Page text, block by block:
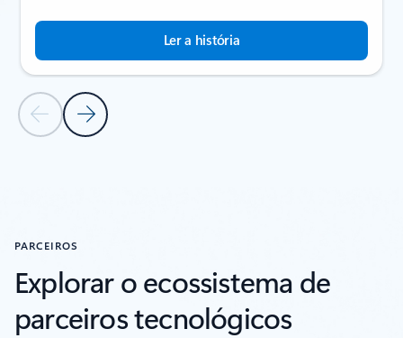
Diapositivo Anterior
Diapositivo Seguinte
Ler a história
PARCEIROS
Explorar o ecossistema de
parceiros tecnológicos